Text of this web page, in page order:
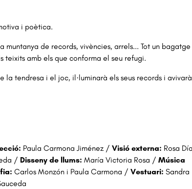
i poètica.
de records, vivències, arrels... Tot un bagatge
amb els que conforma el seu refugi.
la tendresa i el joc, il·luminarà els seus records i
Paula Carmona Jiménez /Visió externa: Rosa
/ Disseny de llums:María Victoria Rosa /Música
Carlos Monzón i Paula Carmona /Vestuari:Sandra